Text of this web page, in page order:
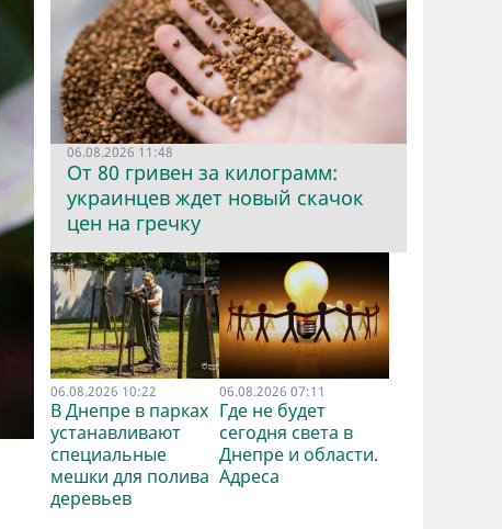
06.08.2026 11:48
От 80 гривен за килограмм:
украинцев ждет новый скачок
цен на гречку
06.08.2026 10:22
В Днепре в парках
устанавливают
специальные
мешки для полива
деревьев
06.08.2026 07:11
Где не будет
сегодня света в
Днепре и области.
Адреса